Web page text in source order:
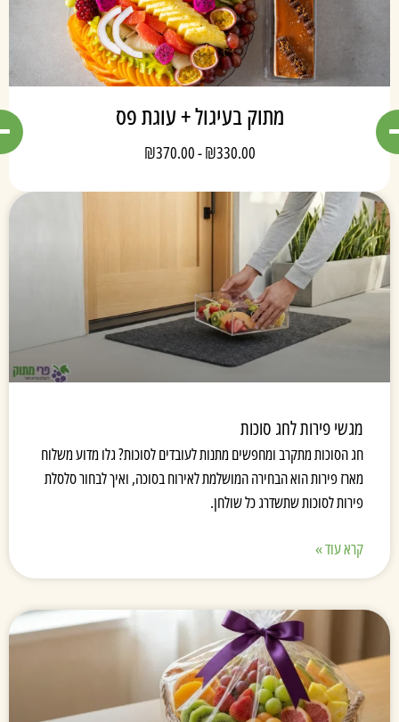
בעיגול + עוגת פס
330.00
מגשי פירות לחג סוכות
חג הסוכות מתקרב ומחפשים מתנות לעובדים לסוכות? גלו מדוע משלוח
מארז פירות הוא הבחירה המושלמת לאירוח בסוכה, ואיך לבחור סלסלת
פירות לסוכות שתשדרג כל שולחן.
קרא עוד »